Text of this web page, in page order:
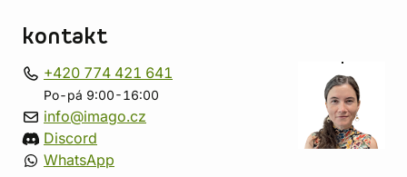
kontakt
+420 774 421 641
Po-pá 9:00-16:00
info@imago.cz
Discord
WhatsApp